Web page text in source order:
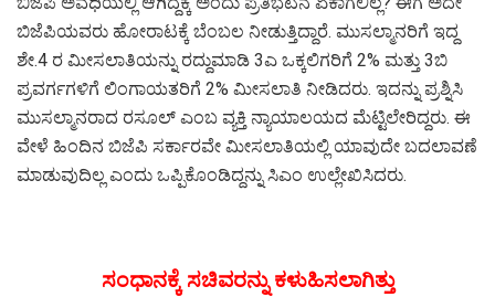
ಬಿಜೆಪಿಯವರು ಹೋರಾಟಕ್ಕೆ ಬೆಂಬಲ ನೀಡುತ್ತಿದ್ದಾರೆ. ಮುಸಲ್ಮಾನರಿಗೆ ಇದ್ದ
ಶೇ.4 ರ ಮೀಸಲಾತಿಯನ್ನು ರದ್ದುಮಾಡಿ 3ಎ ಒಕ್ಕಲಿಗರಿಗೆ 2% ಮತ್ತು 3ಬಿ
ಪ್ರವರ್ಗಗಳಿಗೆ ಲಿಂಗಾಯತರಿಗೆ 2% ಮೀಸಲಾತಿ ನೀಡಿದರು. ಇದನ್ನು ಪ್ರಶ್ನಿಸಿ
ಮುಸಲ್ಮಾನರಾದ ರಸೂಲ್ ಎಂಬ ವ್ಯಕ್ತಿ ನ್ಯಾಯಾಲಯದ ಮೆಟ್ಟಿಲೇರಿದ್ದರು. ಈ
ವೇಳೆ ಹಿಂದಿನ ಬಿಜೆಪಿ ಸರ್ಕಾರವೇ ಮೀಸಲಾತಿಯಲ್ಲಿ ಯಾವುದೇ ಬದಲಾವಣೆ
ಮಾಡುವುದಿಲ್ಲ ಎಂದು ಒಪ್ಪಿಕೊಂಡಿದ್ದನ್ನು ಸಿಎಂ ಉಲ್ಲೇಖಿಸಿದರು.
ಸಂಧಾನಕ್ಕೆ ಸಚಿವರನ್ನು ಕಳುಹಿಸಲಾಗಿತ್ತು